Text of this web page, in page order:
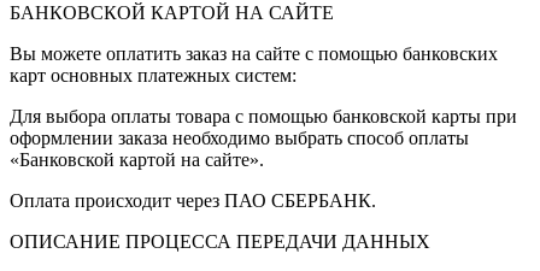
БАНКОВСКОЙ КАРТОЙ НА САЙТЕ
Вы можете оплатить заказ на сайте с помощью банковских
карт основных платежных систем:
Для выбора оплаты товара с помощью банковской карты при
оформлении заказа необходимо выбрать способ оплаты
«Банковской картой на сайте».
Оплата происходит через ПАО СБЕРБАНК.
ОПИСАНИЕ ПРОЦЕССА ПЕРЕДАЧИ ДАННЫХ